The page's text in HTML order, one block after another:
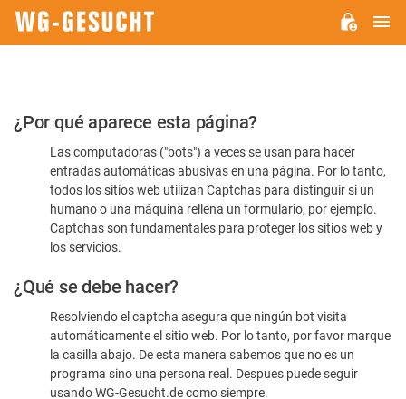
Por
favor,
confirme
humano
¿Por qué aparece esta página?
Las computadoras ("bots") a veces se usan para hacer
entradas automáticas abusivas en una página. Por lo tanto,
todos los sitios web utilizan Captchas para distinguir si un
humano o una máquina rellena un formulario, por ejemplo.
Captchas son fundamentales para proteger los sitios web y
los servicios.
¿Qué se debe hacer?
Resolviendo el captcha asegura que ningún bot visita
automáticamente el sitio web. Por lo tanto, por favor marque
la casilla abajo. De esta manera sabemos que no es un
programa sino una persona real. Despues puede seguir
usando WG-Gesucht.de como siempre.